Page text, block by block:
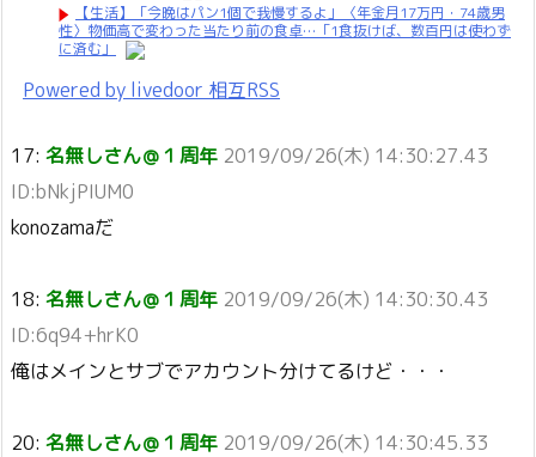
【生活】「今晩はパン1個で我慢するよ」〈年金月17万円・74歳男
性〉物価高で変わった当たり前の食卓…「1食抜けば、数百円は使わず
に済む」
Powered by livedoor 相互RSS
17: 名無しさん＠１周年 2019/09/26(木) 14:30:27.43
ID:bNkjPIUM0
konozamaだ
18: 名無しさん＠１周年 2019/09/26(木) 14:30:30.43
ID:6q94+hrK0
俺はメインとサブでアカウント分けてるけど・・・
20: 名無しさん＠１周年 2019/09/26(木) 14:30:45.33